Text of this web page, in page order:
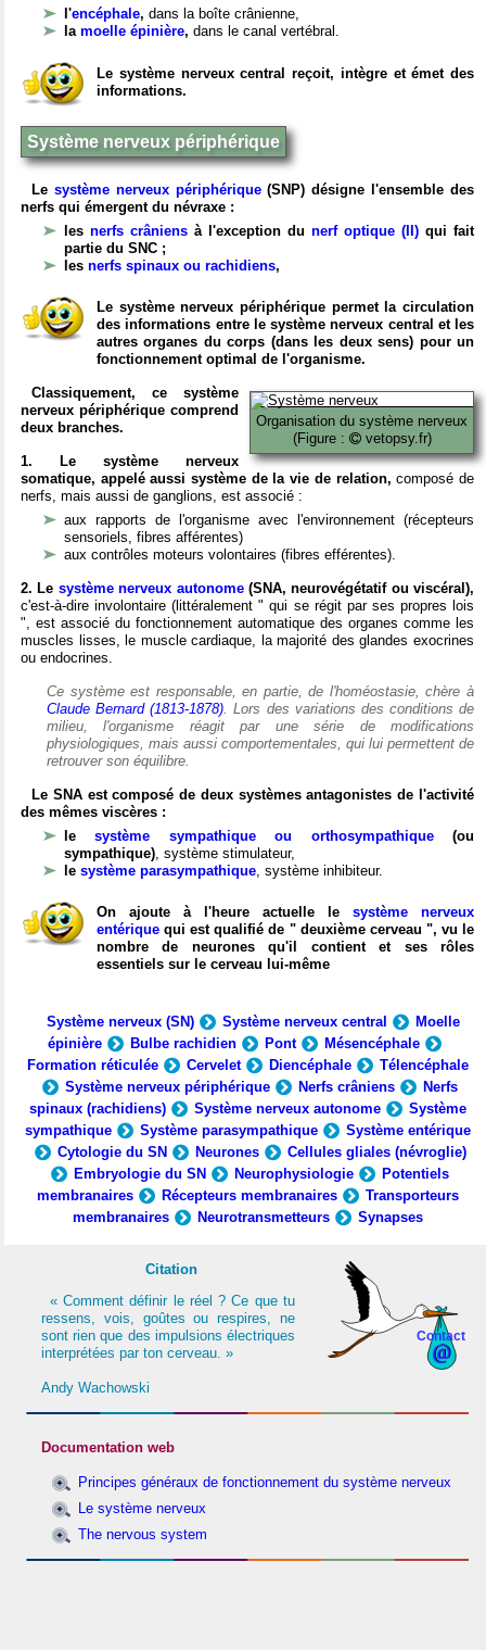
l'encéphale, dans la boîte crânienne,
la moelle épinière, dans le canal vertébral.
Le système nerveux central reçoit, intègre et émet des
informations.
Système nerveux périphérique
Le système nerveux périphérique(SNP) désigne l'ensemble des
nerfs qui émergent du névraxe :
les nerfs crâniens à l'exception du nerf optique (II) qui fait
partie du SNC ;
les nerfs spinaux ou rachidiens,
Le système nerveux périphérique permet la circulation
des informations entre le système nerveux central et les
autres organes du corps (dans les deux sens) pour un
fonctionnement optimal de l'organisme.
Organisation du système nerveux
(Figure :
vetopsy.fr)
Classiquement, ce système
nerveux périphérique comprend
deux branches.
1. Le système nerveux
somatique, appelé aussi système de la vie de relation, composé de
nerfs, mais aussi de ganglions, est associé :
aux rapports de l'organisme avec l'environnement (récepteurs
sensoriels, fibres afférentes)
aux contrôles moteurs volontaires (fibres efférentes).
2. Le système nerveux autonome(SNA, neurovégétatif ou viscéral),
c'est-à-dire involontaire (littéralement " qui se régit par ses propres lois
", est associé du fonctionnement automatique des organes comme les
muscles lisses, le muscle cardiaque, la majorité des glandes exocrines
ou endocrines.
Ce système est responsable, en partie, de l'homéostasie, chère à
Claude Bernard (1813-1878). Lors des variations des conditions de
milieu, l'organisme réagit par une série de modifications
physiologiques, mais aussi comportementales, qui lui permettent de
retrouver son équilibre.
Le SNA est composé de deux systèmes antagonistes de l'activité
des mêmes viscères :
lesystème sympathique ou orthosympathique(ou
sympathique), système stimulateur,
le système parasympathique, système inhibiteur.
On ajoute à l'heure actuelle le système nerveux
entérique qui est qualifié de " deuxième cerveau ", vu le
nombre de neurones qu'il contient et ses rôles
essentiels sur le cerveau lui-même
Système nerveux (SN) Système nerveux central
Moelle
épinière
Bulbe rachidien Pont
Mésencéphale
Formation réticulée
Cervelet Diencéphale
Télencéphale
Système nerveux périphérique
Nerfs crâniens
Nerfs
spinaux (rachidiens)
Système nerveux autonome
Système
sympathique
Système parasympathique
Système entérique
Cytologie du SN
Neurones
Cellules gliales (névroglie)
Embryologie du SN
Neurophysiologie
Potentiels
membranaires
Récepteurs membranaires
Transporteurs
membranaires
Neurotransmetteurs Synapses
Contact
Citation
« Comment définir le réel ? Ce que tu
ressens, vois, goûtes ou respires, ne
sont rien que des impulsions électriques
interprétées par ton cerveau. »
Andy Wachowski
Documentation web
Principes généraux de fonctionnement du système nerveux
Le système nerveux
The nervous system